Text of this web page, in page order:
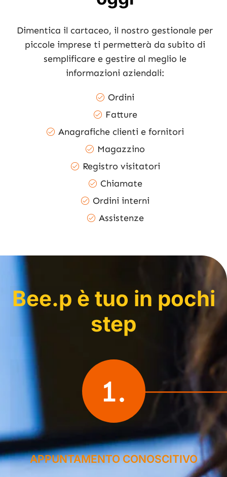
Dimentica il cartaceo, il nostro gestionale per
piccole imprese ti permetterà da subito di
semplificare e gestire al meglio le
informazioni aziendali:
Ordini
Fatture
Anagrafiche clienti e fornitori
Magazzino
Registro visitatori
Chiamate
Ordini interni
Assistenze
Bee.p è tuo in pochi
step
1.
APPUNTAMENTO CONOSCITIVO